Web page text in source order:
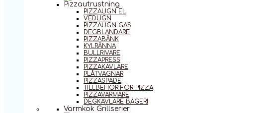
Pizzautrustning
PIZZAUGN EL
VEDUGN
PIZZAUGN GAS
DEGBLANDARE
PIZZABÄNK
KYLRÄNNA
BULLRIVARE
PIZZAPRESS
PIZZAKAVLARE
PLÅTVAGNAR
PIZZASPADE
TILLBEHÖR FÖR PIZZA
PIZZAVÄRMARE
DEGKAVLARE BAGERI
Varmkök Grillserier